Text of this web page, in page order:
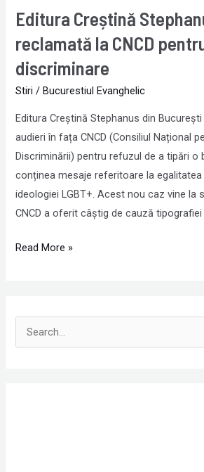
Editura Creștină
reclamată la CNCD
discriminare
Stiri / Bucurestiul Evanghelic
Editura Creștină Stephanus din
audieri în fața CNCD (Consiliul Național
Discriminării) pentru refuzul de a tipări o
conținea mesaje referitoare la egalitatea
ideologiei LGBT+. Acest nou caz vine la
CNCD a oferit câștig de cauză
Read More »